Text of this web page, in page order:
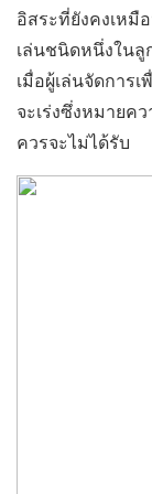
อิสระที่ยังคงเหมื
เล่นชนิดหนึ่งใน
เมื่อผู้เล่นจัดการ
จะเร่งซึ่งหมายค
ควรจะไม่ได้รับ